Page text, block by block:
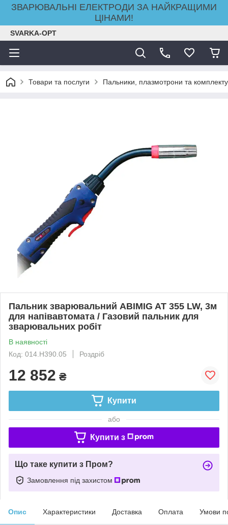
ЗВАРЮВАЛЬНІ ЕЛЕКТРОДИ ЗА НАЙКРАЩИМИ
ЦІНАМИ!
SVARKA-OPT
Товари та послуги Пальники, плазмотрони та
Пальник зварювальний ABIMIG AT 355 LW, 3м
для напівавтомата / Газовий пальник для
зварювальних робіт
В наявності
Код: 014.H390.05
Роздріб
12 852 ₴
Купити
або
Купити з
Що таке купити з Пром?
Замовлення під захистом
Опис Характеристики Доставка Оплата Умови